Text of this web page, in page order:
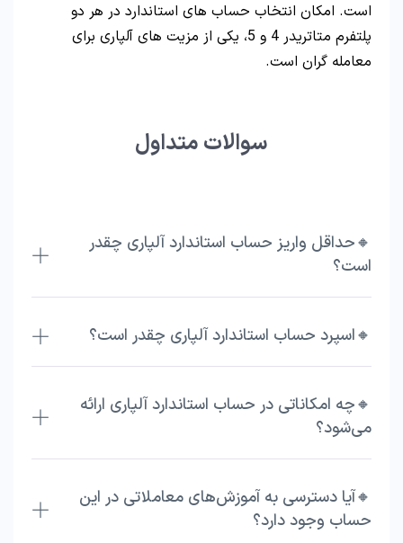
است. امکان انتخاب حساب های استاندارد در هر دو
پلتفرم متاتریدر 4 و 5، یکی از مزیت های آلپاری برای
معامله گران است.
سوالات متداول
🔸حداقل واریز حساب استاندارد آلپاری چقدر
است؟
🔸اسپرد حساب استاندارد آلپاری چقدر است؟
🔸چه امکاناتی در حساب استاندارد آلپاری ارائه
می‌شود؟
🔸آیا دسترسی به آموزش‌های معاملاتی در این
حساب وجود دارد؟